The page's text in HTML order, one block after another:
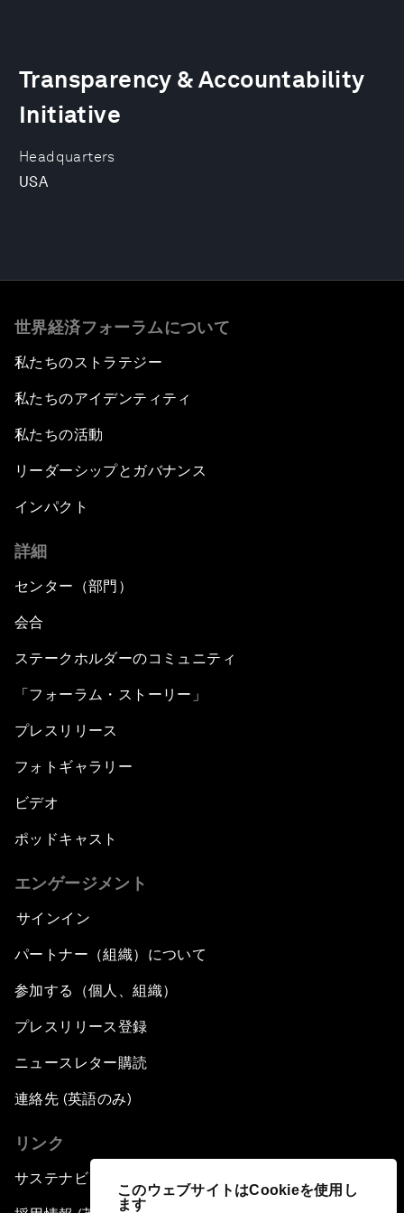
このウェブサイトはCookieを使用し
ます
Headquarters
USA
Transparency & Accountability
Initiative
世界経済フォーラムについて
私たちのストラテジー
私たちのアイデンティティ
私たちの活動
リーダーシップとガバナンス
インパクト
詳細
センター（部門）
会合
ステークホルダーのコミュニティ
「フォーラム・ストーリー」
プレスリリース
フォトギャラリー
ビデオ
ポッドキャスト
エンゲージメント
サインイン
パートナー（組織）について
参加する（個人、組織）
プレスリリース登録
ニュースレター購読
連絡先 (英語のみ)
リンク
サステナビリティへの取り組み